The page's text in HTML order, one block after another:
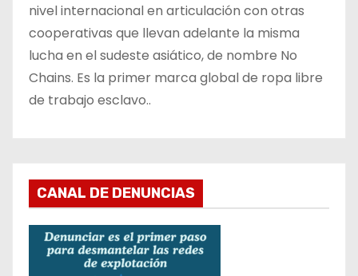
nivel internacional en articulación con otras
cooperativas que llevan adelante la misma
lucha en el sudeste asiático, de nombre No
Chains. Es la primer marca global de ropa libre
de trabajo esclavo..
CANAL DE DENUNCIAS